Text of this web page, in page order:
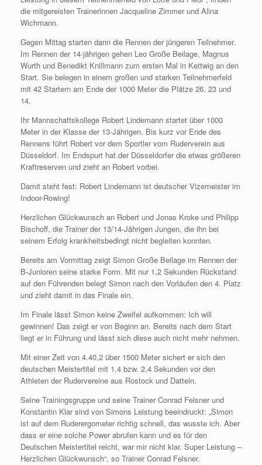
die mitgereisten Trainerinnen Jacqueline Zimmer und Alina
Wichmann.
Gegen Mittag starten dann die Rennen der jüngeren Teilnehmer.
Im Rennen der 14-jährigen gehen Leo Große Beilage, Magnus
Wurth und Benedikt Knillmann zum ersten Mal in Kettwig an den
Start. Sie belegen in einem großen und starken Teilnehmerfeld
mit 42 Startern am Ende der 1000 Meter die Plätze 26, 23 und
14.
Ihr Mannschaftskollege Robert Lindemann startet über 1000
Meter in der Klasse der 13-Jährigen. Bis kurz vor Ende des
Rennens führt Robert vor dem Sportler vom Ruderverein aus
Düsseldorf. Im Endspurt hat der Düsseldorfer die etwas größeren
Kraftreserven und zieht an Robert vorbei.
Damit steht fest: Robert Lindemann ist deutscher Vizemeister im
Indoor-Rowing!
Herzlichen Glückwunsch an Robert und Jonas Kroke und Philipp
Bischoff, die Trainer der 13/14-Jährigen Jungen, die ihn bei
seinem Erfolg krankheitsbedingt nicht begleiten konnten.
Bereits am Vormittag zeigt Simon Große Beilage im Rennen der
B-Junioren seine starke Form. Mit nur 1,2 Sekunden Rückstand
auf den Führenden belegt Simon nach den Vorläufen den 4. Platz
und zieht damit in das Finale ein.
Im Finale lässt Simon keine Zweifel aufkommen: Ich will
gewinnen! Das zeigt er von Beginn an. Bereits nach dem Start
liegt er in Führung und lässt sich diese auch nicht mehr nehmen.
Mit einer Zeit von 4.40,2 über 1500 Meter sichert er sich den
deutschen Meistertitel mit 1,4 bzw. 2,4 Sekunden vor den
Athleten der Rudervereine aus Rostock und Datteln.
Seine Trainingsgruppe und seine Trainer Conrad Felsner und
Konstantin Klar sind von Simons Leistung beeindruckt: „Simon
ist auf dem Ruderergometer richtig schnell, das wusste ich. Aber
dass er eine solche Power abrufen kann und es für den
Deutschen Meistertitel reicht, war mir nicht klar. Super Leistung –
Herzlichen Glückwunsch“, so Trainer Conrad Felsner.